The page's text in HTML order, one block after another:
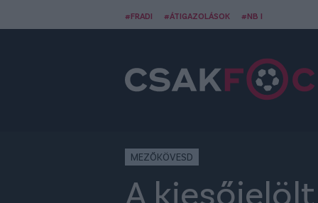
#FRADI #ÁTIGAZOLÁSOK #NB I
MEZŐKÖVESD
A